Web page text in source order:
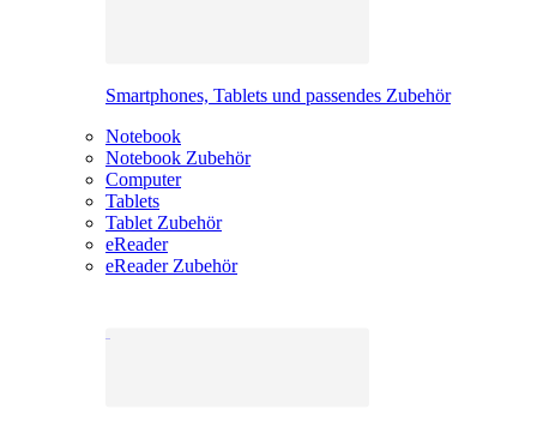
Smartphones, Tablets und passendes Zubehör
Notebook
Notebook Zubehör
Computer
Tablets
Tablet Zubehör
eReader
eReader Zubehör